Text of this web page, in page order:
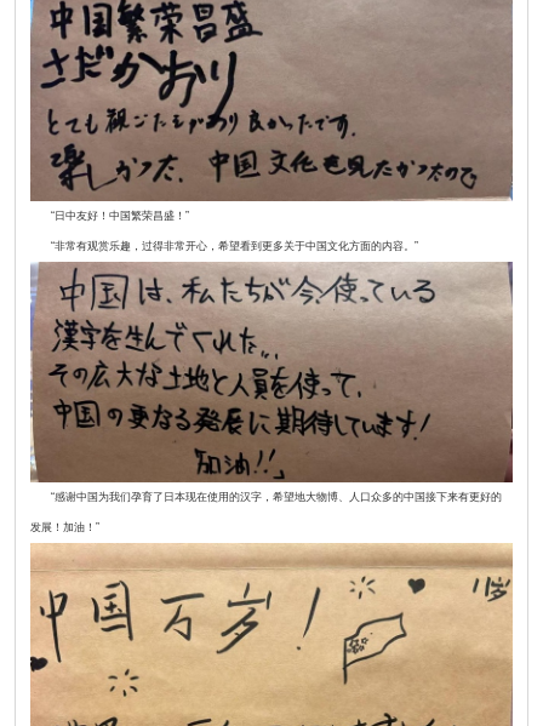
“日中友好！中国繁荣昌盛！”
“非常有观赏乐趣，过得非常开心，希望看到更多关于中国文化方面的内容。”
“感谢中国为我们孕育了日本现在使用的汉字，希望地大物博、人口众多的中国接下来有更好的
发展！加油！”